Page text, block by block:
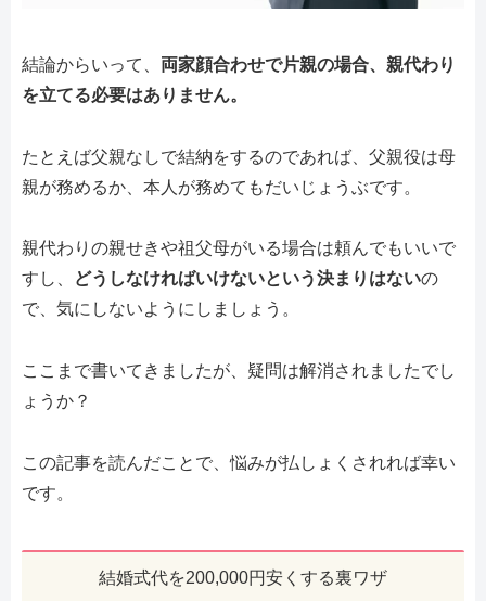
結論からいって、 両家顔合わせで片親の場合、親代わり
を立てる必要はありません。
たとえば父親なしで結納をするのであれば、父親役は母
親が務めるか、本人が務めてもだいじょうぶです。
親代わりの親せきや祖父母がいる場合は頼んでもいいで
すし、
どうしなければいけないという決まりはないの
で、気にしないようにしましょう。
ここまで書いてきましたが、疑問は解消されましたでし
ょうか？
この記事を読んだことで、悩みが払しょくされれば幸い
です。
結婚式代を200,000円安くする裏ワザ